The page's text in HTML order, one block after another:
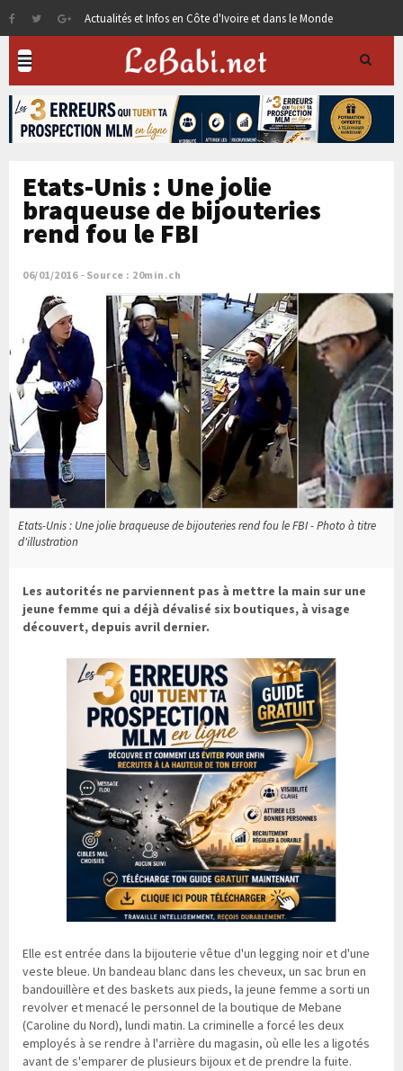
Actualités et Infos en Côte d'Ivoire et dans le Monde
Etats-Unis : Une jolie
braqueuse de bijouteries
rend fou le FBI
06/01/2016 Source : 20min.ch
Etats-Unis : Une jolie braqueuse de bijouteries rend fou le FBI - Photo à titre
d'illustration
Les autorités ne parviennent pas à mettre la main sur une
jeune femme qui a déjà dévalisé six boutiques, à visage
découvert, depuis avril dernier.
Elle est entrée dans la bijouterie vêtue d'un legging noir et d'une
veste bleue. Un bandeau blanc dans les cheveux, un sac brun en
bandouillère et des baskets aux pieds, la jeune femme a sorti un
revolver et menacé le personnel de la boutique de Mebane
(Caroline du Nord), lundi matin. La criminelle a forcé les deux
employés à se rendre à l'arrière du magasin, où elle les a ligotés
avant de s'emparer de plusieurs bijoux et de prendre la fuite.